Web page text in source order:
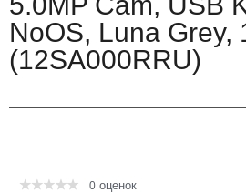
NoOS, Luna Grey,
(12SA000RRU)
0 оценок
Серверы и СХД
Опции и комплектующие
Мониторы